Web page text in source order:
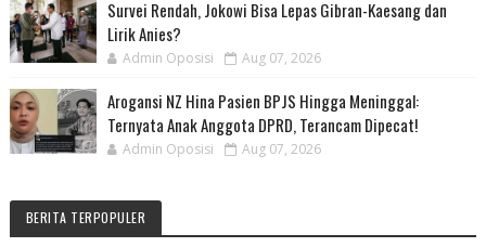
Survei Rendah, Jokowi Bisa Lepas Gibran-Kaesang dan
Lirik Anies?
Admin Oposisi Aug 07, 2026
Arogansi NZ Hina Pasien BPJS Hingga Meninggal:
Ternyata Anak Anggota DPRD, Terancam Dipecat!
Admin Oposisi Aug 07, 2026
BERITA TERPOPULER